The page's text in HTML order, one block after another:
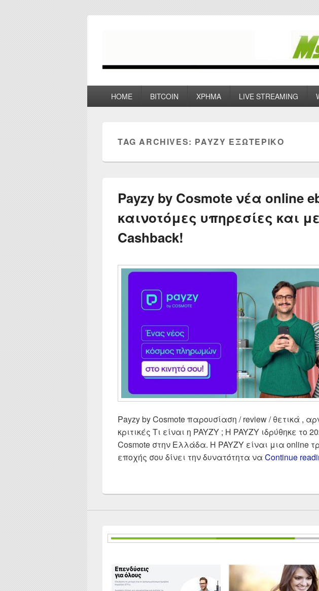
HOME BITCOIN ΧΡΗΜΑ LIVE STREAMING
TAG ARCHIVES: PAYZY ΕΞΩΤΕΡΙΚΟ
Payzy by Cosmote νέα online
καινοτόμες υπηρεσίες και με
Cashback!
Payzy by Cosmote παρουσίαση / review / θετικά ,
κριτικές Τι είναι η PAYZY ; Η PAYZY ιδρύθηκε το
Cosmote στην Ελλάδα. Η PAYZY είναι μια online
εποχής σου δίνει την δυνατότητα να Continue